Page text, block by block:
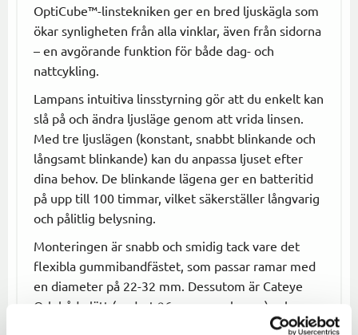
OptiCube™-linstekniken ger en bred ljuskägla som
ökar synligheten från alla vinklar, även från sidorna
– en avgörande funktion för både dag- och
nattcykling.
Lampans intuitiva linsstyrning gör att du enkelt kan
slå på och ändra ljusläge genom att vrida linsen.
Med tre ljuslägen (konstant, snabbt blinkande och
långsamt blinkande) kan du anpassa ljuset efter
dina behov. De blinkande lägena ger en batteritid
på upp till 100 timmar, vilket säkerställer långvarig
och pålitlig belysning.
Monteringen är snabb och smidig tack vare det
flexibla gummibandfästet, som passar ramar med
en diameter på 22-32 mm. Dessutom är Cateye
Orb både lätt (endast 26 gram per lampa) och
byggd i ett slitstarkt, vattentåligt chassi som klarar